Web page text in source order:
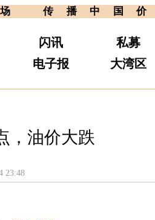
传播中国价
闪讯
电子报
私募
大湾区
，油价大跌
23:48